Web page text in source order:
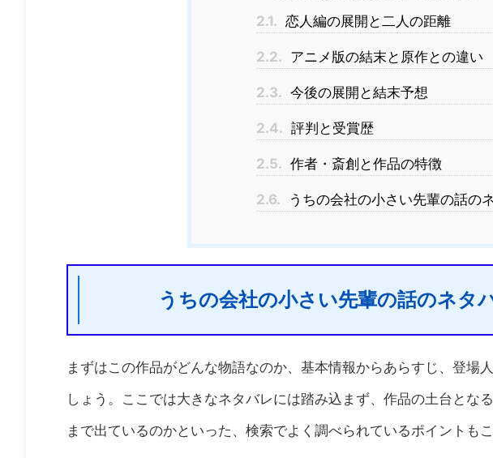
2.1. 恋人編の展開と二人の距離
2.2. アニメ版の結末と原作との違い
2.3. 今後の展開と結末予想
2.4. 評判と受賞歴
2.5. 作者・斎創と作品の特徴
2.6. うちの会社の小さい先輩の話の
うちの会社の小さい先輩の話のネタ
まずはこの作品がどんな物語なのか、基本情報からあらすじ、登場
しょう。ここでは大きなネタバレには踏み込まず、作品の土台とな
まで出ているのかといった、検索でよく調べられているポイントも